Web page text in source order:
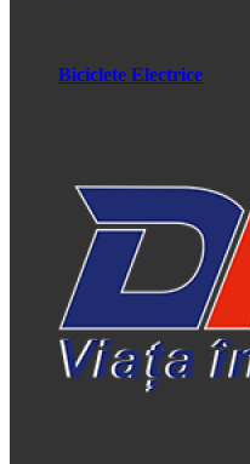
Biciclete Electrice